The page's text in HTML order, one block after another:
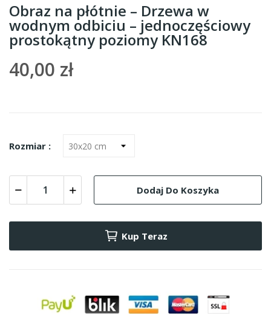
Obraz na płótnie – Drzewa w
wodnym odbiciu – jednoczęściowy
prostokątny poziomy KN168
40,00 zł
Rozmiar :
Dodaj Do Koszyka
Kup Teraz